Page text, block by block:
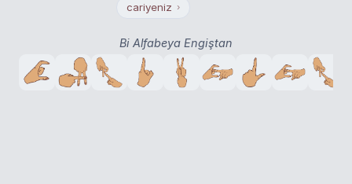
cariyeniz ›
Bi Alfabeya Engiştan